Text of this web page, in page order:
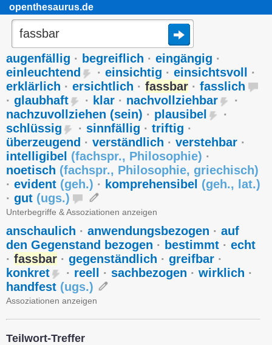
openthesaurus.de
augenfällig · begreiflich · eingängig ·
einleuchtend
· einsichtig · einsichtsvoll
·
erklärlich · ersichtlich · fassbar · fasslich
· glaubhaft · klar · nachvollziehbar
·
nachzuvollziehen (sein) · plausibel
·
schlüssig
· sinnfällig · triftig ·
überzeugend · verständlich · verstehbar ·
intelligibel (fachspr., Philosophie) ·
noetisch (fachspr., Philosophie, griechisch)
· evident (geh.) · komprehensibel (geh., lat.)
· gut (ugs.)
Unterbegriffe & Assoziationen anzeigen
anschaulich · anwendungsbezogen · auf
den Gegenstand bezogen · bestimmt · echt
· fassbar · gegenständlich · greifbar ·
konkret
· reell · sachbezogen · wirklich ·
handfest (ugs.)
Assoziationen anzeigen
Teilwort-Treffer